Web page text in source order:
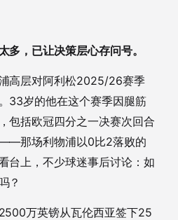
多，已让决策层心存问号。
高层对阿利松2025/26赛季
33岁的他在这个赛季因腿筋
包括欧冠四分之一决赛次回合
那场利物浦以0比2落败的
台上，不少球迷事后讨论：如
？
万英镑从瓦伦西亚签下25